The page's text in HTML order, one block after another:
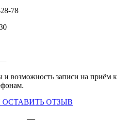
78
возможность записи на приём к
ОТЗЫВ
—